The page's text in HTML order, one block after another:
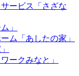
ービス「さざな
」
ム「あしたの家」
ークみなと」